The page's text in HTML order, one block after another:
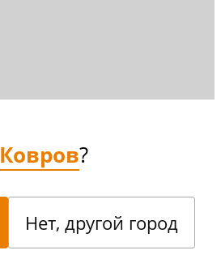
Ковров?
Нет, другой город